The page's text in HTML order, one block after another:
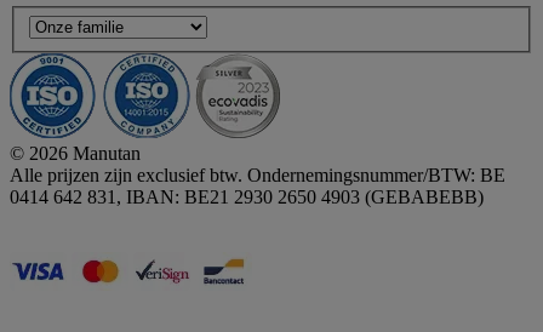
© 2026 Manutan
Alle prijzen zijn exclusief btw. Ondernemingsnummer/BTW: BE
0414 642 831, IBAN: BE21 2930 2650 4903 (GEBABEBB)